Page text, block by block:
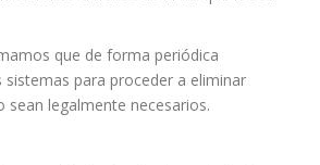
que de forma periódica
para proceder a eliminar
sean legalmente necesarios.